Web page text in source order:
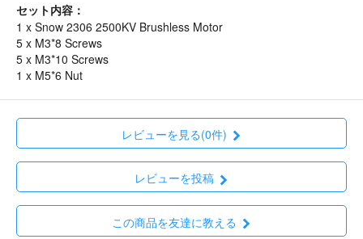
セット内容：
1 x Snow 2306 2500KV Brushless Motor
5 x M3*8 Screws
5 x M3*10 Screws
1 x M5*6 Nut
レビューを見る(0件)
レビューを投稿
この商品を友達に教える